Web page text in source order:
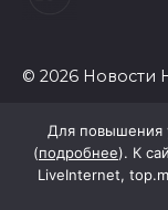
© 2026 Новости
Для повышения
(подробнее). К
LiveInternet,